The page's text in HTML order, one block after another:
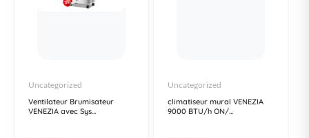
Uncategorized
Ventilateur Brumisateur
VENEZIA avec Sys...
Uncategorized
climatiseur mural VENEZIA
9000 BTU/h ON/...